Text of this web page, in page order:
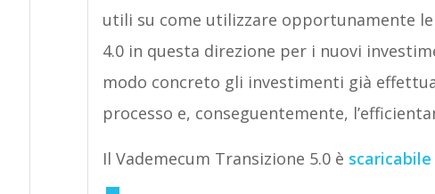
utili su come utilizzare opportunamente
4.0 in questa direzione per i nuovi
modo concreto gli investimenti già
processo e, conseguentemente,
Il Vademecum Transizione 5.0 è